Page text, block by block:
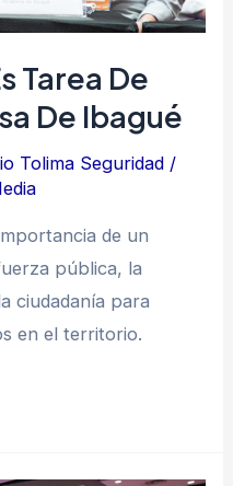
Tarea De
De Ibagué
Tolima Seguridad /
de un
pública, la
ciudadanía para
en el territorio.